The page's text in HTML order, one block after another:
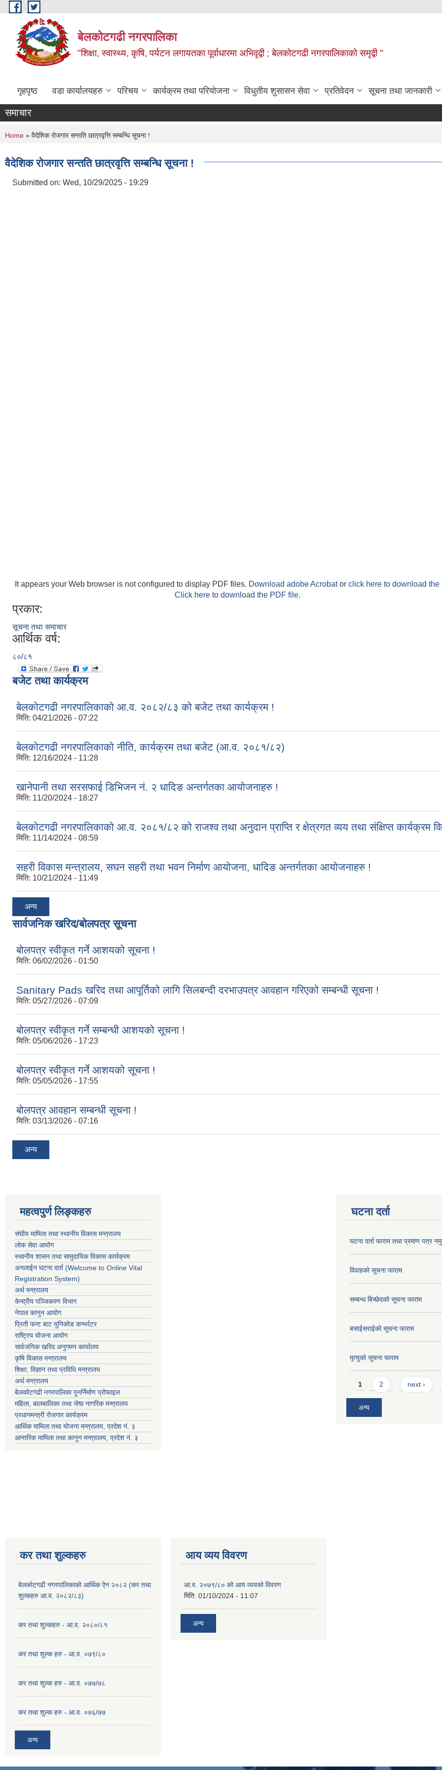
Skip to main content
बेलकोटगढी नगरपालिका
"शिक्षा, स्वास्थ्य, कृषि, पर्यटन लगायतका पूर्वाधारमा अभिवृद्वी ; बेलकोटगढी नगरपालिकाको समृद्वी "
गृहपृष्ठ वडा कार्यालयहरु परिचय कार्यक्रम तथा परियोजना विधुतीय शुसासन सेवा प्रतिवेदन सूचना तथा जानकारी
समाचार
You are here
Home » वैदेशिक रोजगार सन्तति छात्रवृत्ति सम्बन्धि सूचना !
वैदेशिक रोजगार सन्तति छात्रवृत्ति सम्बन्धि सूचना !
Submitted on: Wed, 10/29/2025 - 19:29
It appears your Web browser is not configured to display PDF files. Download adobe Acrobator click here to download the
Click here to download the PDF file.
प्रकार:
सूचना तथा समाचार
आर्थिक वर्ष:
८०/८१
बजेट तथा कार्यक्रम
बेलकोटगढी नगरपालिकाको आ.व. २०८२/८३ को बजेट तथा कार्यक्रम !
मिति: 04/21/2026 - 07:22
बेलकोटगढी नगरपालिकाको नीति, कार्यक्रम तथा बजेट (आ.व. २०८१/८२)
मिति: 12/16/2024 - 11:28
खानेपानी तथा सरसफाई डिभिजन नं. २ धादिङ अन्तर्गतका आयोजनाहरु !
मिति: 11/20/2024 - 18:27
बेलकोटगढी नगरपालिकाको आ.व. २०८१/८२ को राजश्व तथा अनुदान प्राप्ति र क्षेत्रगत व्यय तथा संक्षिप्त कार्यक्रम
मिति: 11/14/2024 - 08:59
सहरी विकास मन्त्रालय, सघन सहरी तथा भवन निर्माण आयोजना, धादिङ अन्तर्गतका आयोजनाहरु !
मिति: 10/21/2024 - 11:49
अन्य
सार्वजनिक खरिद/बोलपत्र सूचना
बोलपत्र स्वीकृत गर्ने आशयको सूचना !
मिति: 06/02/2026 - 01:50
Sanitary Pads खरिद तथा आपूर्तिको लागि सिलबन्दी दरभाउपत्र आवहान गरिएको सम्बन्धी सूचना !
मिति: 05/27/2026 - 07:09
बोलपत्र स्वीकृत गर्ने सम्बन्धी आशयको सूचना !
मिति: 05/06/2026 - 17:23
बोलपत्र स्वीकृत गर्ने आशयको सूचना !
मिति: 05/05/2026 - 17:55
बोलपत्र आवहान सम्बन्धी सूचना !
मिति: 03/13/2026 - 07:16
अन्य
महत्वपुर्ण लिङ्कहरु
संघीय मामिला तथा स्थानीय विकास मन्त्रालय
लोक सेवा आयोग
स्थानीय शासन तथा सामुदायिक विकास कार्यक्रम
अनलाईन घटना दर्ता (Welcome to Online Vital
Registration System)
अर्थ मन्त्रालय
केन्द्रीय पञ्जिकरण विभाग
नेपाल कानुन आयोग
प्रिती फन्ट बाट युनिकोड कन्भर्रटर
राष्ट्रिय योजना आयोग
सार्वजनिक खरिद अनुगमन कार्यालय
कृषि विकास मन्त्रालय
शिक्षा, विज्ञान तथा प्रविधि मन्त्रालय
अर्थ मन्त्रालय
बेलकोटगढी नगरपालिका पुनर्निर्माण प्रोफाइल
महिला, बालबालिका तथा जेष्ठ नागरिक मन्त्रालय
प्रधानमन्त्री रोजगार कार्यक्रम
आर्थिक मामिला तथा योजना मन्त्रालय, प्रदेश नं. ३
आन्तरिक मामिला तथा कानुन मन्त्रालय, प्रदेश नं. ३
घटना दर्ता
घटना दर्ता फाराम तथा प्रमाण पत्र
विवाहको सूचना फाराम
सम्बन्ध बिच्छेदको सूचना फाराम
बसाईसराईको सूचना फाराम
मृत्युको सूचना फाराम
Pages
1 2 next ›
अन्य
कर तथा शुल्कहरु
बेलकोटगढी नगरपालिकाको आर्थिक ऐन २०८२ (कर तथा
शुल्कहरु आ.व. २०८२/८३)
कर तथा शुल्कहरु - आ.व. २०८०/८१
कर तथा शुल्क हरु - आ.व. ०७९/८०
कर तथा शुल्क हरु - आ.व. ०७७/७८
कर तथा शुल्क हरु - आ.व. ०७६/७७
अन्य
आय व्यय विवरण
आ.व. २०७९/८० को आय व्ययको विवरण
मिति: 01/10/2024 - 11:07
अन्य